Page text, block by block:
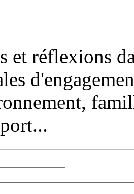
et réflexions